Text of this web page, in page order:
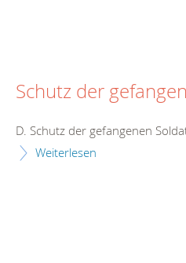
Schutz der
D. Schutz der gefangenen
Weiterlesen